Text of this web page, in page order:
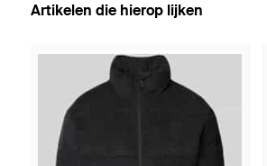
Artikelen die hierop lijken